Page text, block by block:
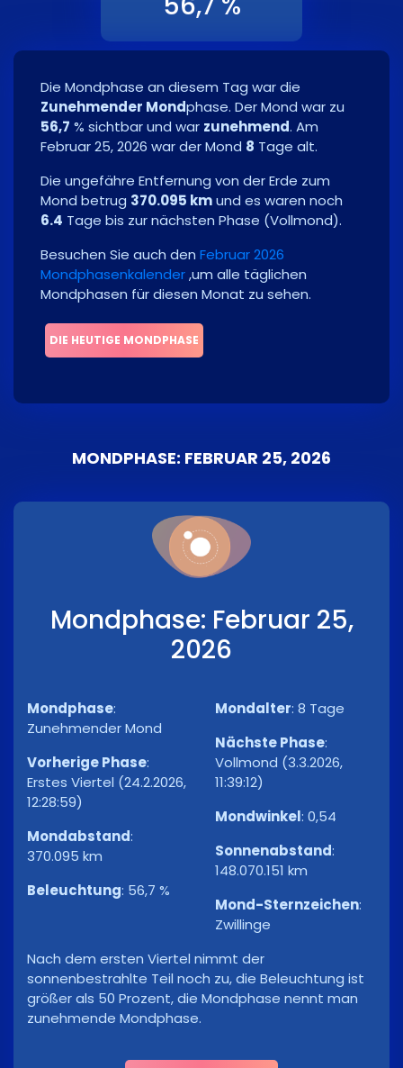
Die Mondphase an diesem Tag war die
Zunehmender Mondphase. Der Mond war zu
56,7 % sichtbar und war zunehmend. Am
Februar 25, 2026 war der Mond 8 Tage alt.
Die ungefähre Entfernung von der Erde zum
Mond betrug 370.095 kmund es waren noch
6.4 Tage bis zur nächsten Phase (Vollmond).
Besuchen Sie auch den Februar 2026
Mondphasenkalender,um alle täglichen
Mondphasen für diesen Monat zu sehen.
DIE HEUTIGE MONDPHASE
MONDPHASE: FEBRUAR 25, 2026
Mondphase: Februar 25,
2026
Mondphase:
Zunehmender Mond
Vorherige Phase:
Erstes Viertel (24.2.2026,
12:28:59)
Mondabstand:
370.095 km
Beleuchtung: 56,7 %
Mondalter: 8 Tage
Nächste Phase:
Vollmond (3.3.2026,
11:39:12)
Mondwinkel: 0,54
Sonnenabstand:
148.070.151 km
Mond-Sternzeichen:
Zwillinge
Nach dem ersten Viertel nimmt der
sonnenbestrahlte Teil noch zu, die Beleuchtung ist
größer als 50 Prozent, die Mondphase nennt man
zunehmende Mondphase.